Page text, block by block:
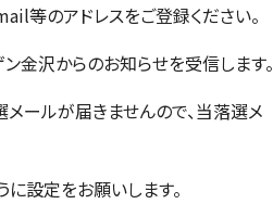
等のアドレスをご登録ください。
金沢からのお知らせを受信します。
ールが届きませんので、当落選メ
設定をお願いします。